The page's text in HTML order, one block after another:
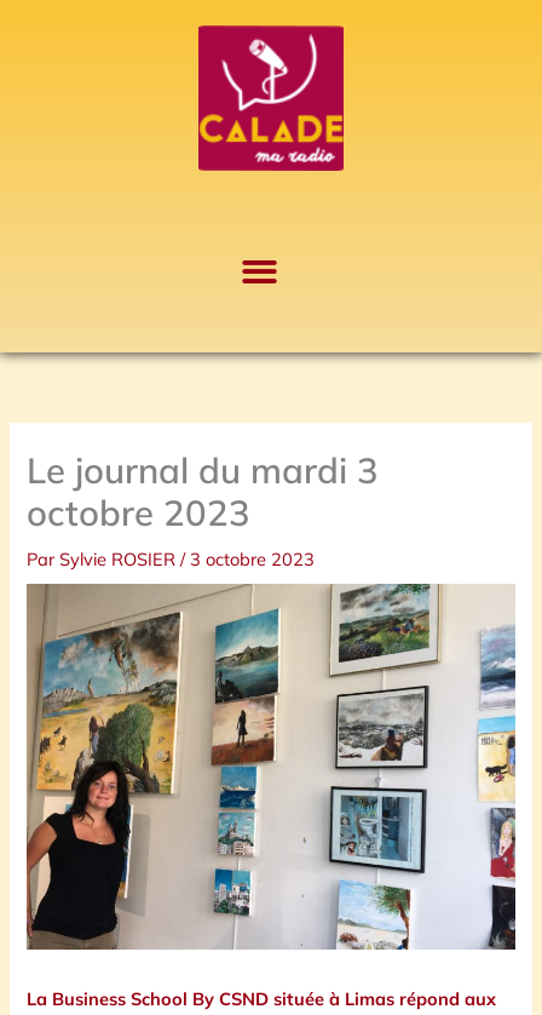
Le journal du mardi 3
octobre 2023
ParSylvie ROSIER/ 3 octobre 2023
La Business School By CSND située à Limas répond aux